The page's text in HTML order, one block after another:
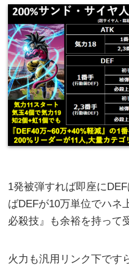
1発被弾すれば即座に
ばDEFが10万単位でハネ
必殺技』も余裕を持って
火力も汎用リンク下です